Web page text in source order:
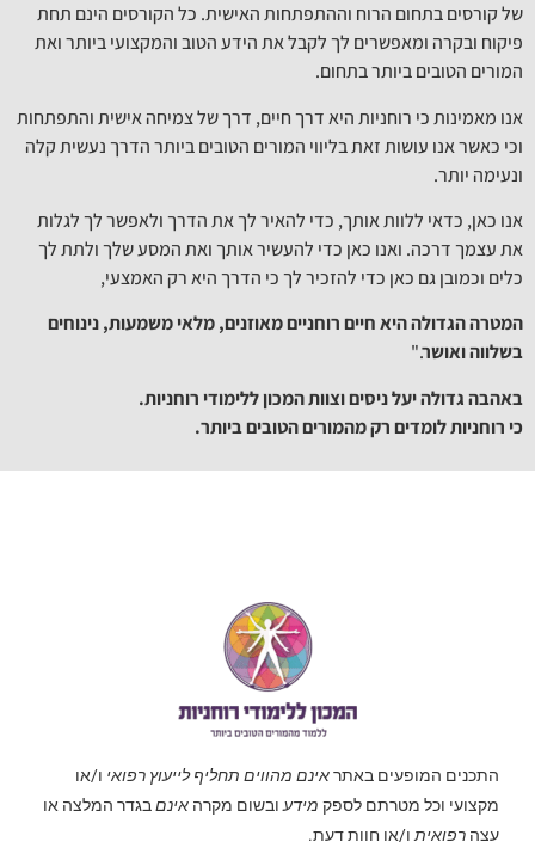
של קורסים בתחום הרוח וההתפתחות האישית. כל הקורסים הינם תחת
פיקוח ובקרה ומאפשרים לך לקבל את הידע הטוב והמקצועי ביותר ואת
המורים הטובים ביותר בתחום.
אנו מאמינות כי רוחניות היא דרך חיים, דרך של צמיחה אישית והתפתחות
וכי כאשר אנו עושות זאת בליווי המורים הטובים ביותר הדרך נעשית קלה
ונעימה יותר.
אנו כאן, כדאי ללוות אותך, כדי להאיר לך את הדרך ולאפשר לך לגלות
את עצמך דרכה. ואנו כאן כדי להעשיר אותך ואת המסע שלך ולתת לך
כלים וכמובן גם כאן כדי להזכיר לך כי הדרך היא רק האמצעי,
המטרה הגדולה היא חיים רוחניים מאוזנים, מלאי משמעות, נינוחים
בשלווה ואושר."
באהבה גדולה יעל ניסים וצוות המכון ללימודי רוחניות.
כי רוחניות לומדים רק מהמורים הטובים ביותר.
התכנים המופעים באתראינם מהווים תחליף לייעוץ רפואי ו/או
מקצועי וכל מטרתם לספק מידע ובשום מקרה אינםבגדר המלצה או
עצה רפואית ו/או חוות דעת.